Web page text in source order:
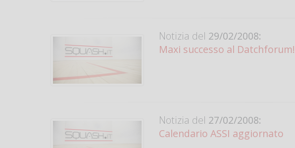
Notizia del 29/02/2008:
Maxi successo al Datchforum!
Notizia del 27/02/2008:
Calendario ASSI aggiornato